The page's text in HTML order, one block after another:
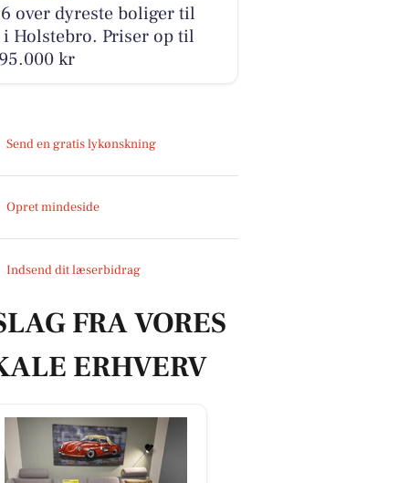
over dyreste boliger til
i Holstebro. Priser op til
kr
Send en gratis lykønskning
Opret mindeside
Indsend dit læserbidrag
FRA VORES
ERHVERV